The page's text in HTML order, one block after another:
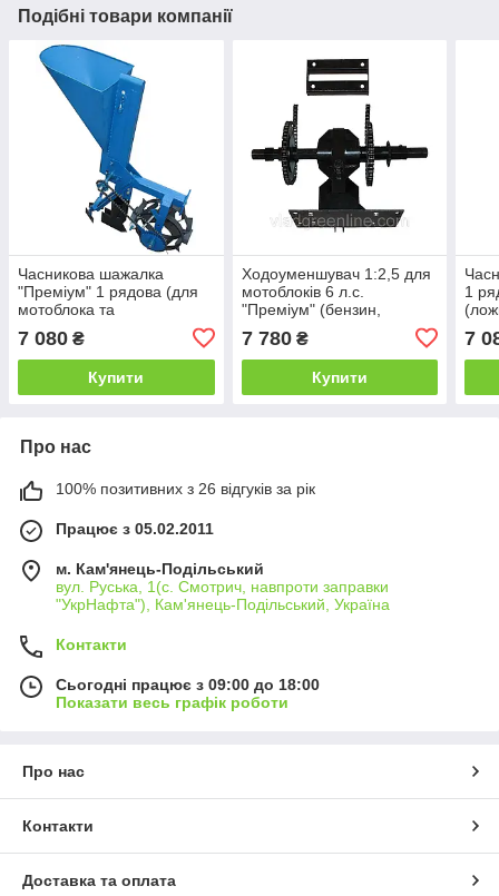
Подібні товари компанії
Часникова шажалка
"Преміум" 1 рядова (для
мотоблока та
збільшені Ø34)
7 080 ₴
Купити
Ходоуменшувач 1:2,5 для
мотоблоків 6 л.с.
"Преміум" (бензин,
7 780₴
Купити
1
7
Про нас
100% позитивних з 26 відгуків за рік
Працює з 05.02.2011
м. Кам'янець-Подільський
вул. Руська, 1(с. Смотрич, навпроти заправки
"УкрНафта"), Кам'янець-Подільський, Україна
Контакти
Сьогодні працює з 09:00 до 18:00
Показати весь графік роботи
Про нас
Контакти
Доставка та оплата